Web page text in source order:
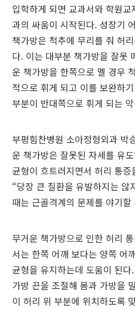
입학하게 되면 교과서와 학원
과의 싸움이 시작된다. 성장기
책가방은 척추에 무리를 줘 허
다. 이는 대부분 책가방을 잘못
운 책가방을 한쪽으로 멜 경우
적으로 휘게 되고 이를 보완하
부분이 반대쪽으로 휘게 되는
부평힘찬병원 소아정형외과 박
운 책가방은 잘못된 자세를 유
균형이 흐트러지면서 허리 통증
“당장 큰 질환을 유발하지는 않
때는 근골격계의 문제를 야기
무거운 책가방으로 인한 허리
서는 한쪽 어깨 보다는 양쪽 어
균형을 유지하는데 도움이 된
가방 끈을 조절해 몸과 가방을
이 허리 위 부분에 위치하도록